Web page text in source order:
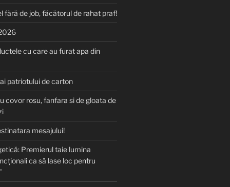
fără de job, făcătorul de rahat praf!
cu care au furat apa din
patriotului de carton
covor rosu, fanfara si de gloata de
mesajului!
Premierul taie lumina
ca să lase loc pentru